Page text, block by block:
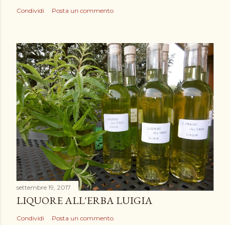
Condividi Posta un commento
settembre 19, 2017
LIQUORE ALL'ERBA LUIGIA
Condividi Posta un commento